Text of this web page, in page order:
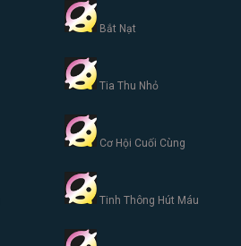
Bắt Nạt
Tia Thu Nhỏ
Cơ Hội Cuối Cùng
Tinh Thông Hút Máu